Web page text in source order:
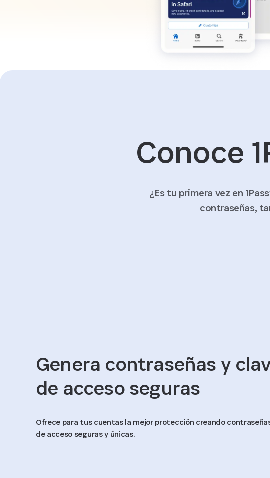
Conoce
¿Es tu primera vez en
contraseñas,
Genera contraseñas y
de acceso seguras
Ofrece para tus cuentas la mejor protección creando
de acceso seguras y únicas.